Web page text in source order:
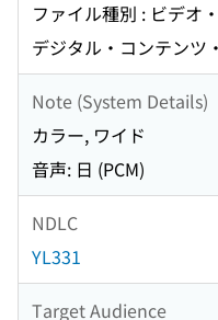
ファイル種別 : ビデオ
デジタル・コンテンツ
Note (System Details)
カラー, ワイド
音声: 日 (PCM)
NDLC
YL331
Target Audience